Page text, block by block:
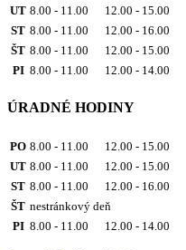
UT 8.00 - 11.00 12.00 - 15.00
ST 8.00 - 11.00 12.00 - 16.00
ŠT 8.00 - 11.00 12.00 - 15.00
PI 8.00 - 11.00 12.00 - 14.00
ÚRADNÉ HODINY
PO 8.00 - 11.00 12.00 - 15.00
UT 8.00 - 11.00 12.00 - 15.00
ST 8.00 - 11.00 12.00 - 16.00
ŠT nestránkový deň
PI 8.00 - 11.00 12.00 - 14.00